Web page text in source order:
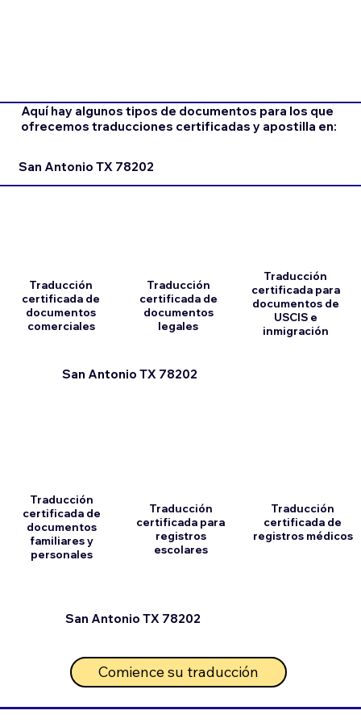
Aquí hay algunos tipos de documentos para los que
ofrecemos traducciones certificadas y apostilla en:
San Antonio TX 78202
San Antonio TX 78202
Traducción
certificada de
documentos
comerciales
Traducción
certificada de
documentos
familiares y
personales
Traducción
certificada de
documentos
legales
Traducción
certificada para
registros
escolares
Comience su traducción
San Antonio TX 78202
Traducción
certificada para
documentos de
USCIS e
inmigración
Traducción
certificada de
registros médicos